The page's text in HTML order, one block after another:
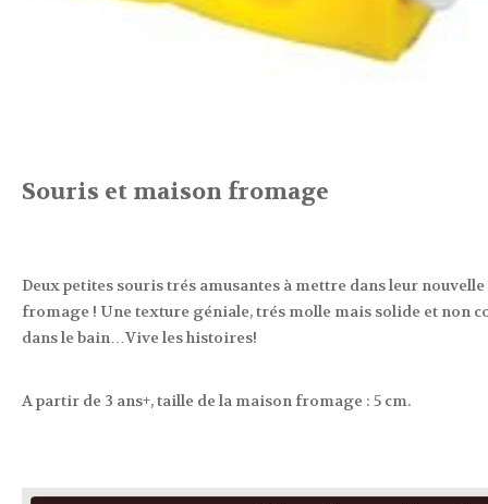
Souris et maison fromage
Deux petites souris trés amusantes à mettre dans leur
fromage ! Une texture géniale, trés molle mais solide et non
dans le bain…Vive les histoires!
A partir de 3 ans+, taille de la maison fromage : 5 cm.